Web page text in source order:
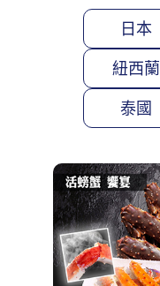
日本
紐西蘭
泰國